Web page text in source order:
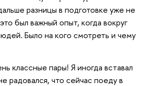
разницы в подготовке уже не
был важный опыт, когда вокруг
Было на кого смотреть и чему
классные пары! Я иногда вставал
радовался, что сейчас поеду в